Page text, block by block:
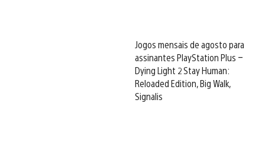
Jogos mensais de agosto para
assinantes PlayStation Plus –
Dying Light 2 Stay Human:
Reloaded Edition, Big Walk,
Signalis